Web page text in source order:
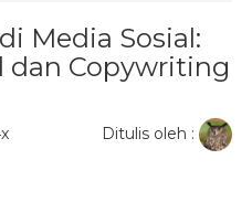
Media Sosial:
dan Copywriting
Ditulis oleh :